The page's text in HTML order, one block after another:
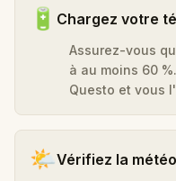
🔋 Chargez votre
Assurez-vous
à au moins 60
Questo et vous
🌤️Vérifiez la météo